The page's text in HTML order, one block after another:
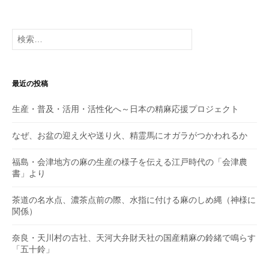
o
検
索:
最近の投稿
生産・普及・活用・活性化へ～日本の精麻応援プロジェクト
なぜ、お盆の迎え火や送り火、精霊馬にオガラがつかわれるか
福島・会津地方の麻の生産の様子を伝える江戸時代の「会津農
書」より
茶道の名水点、濃茶点前の際、水指に付ける麻のしめ縄（神様に
関係）
奈良・天川村の古社、天河大弁財天社の国産精麻の鈴緒で鳴らす
「五十鈴」